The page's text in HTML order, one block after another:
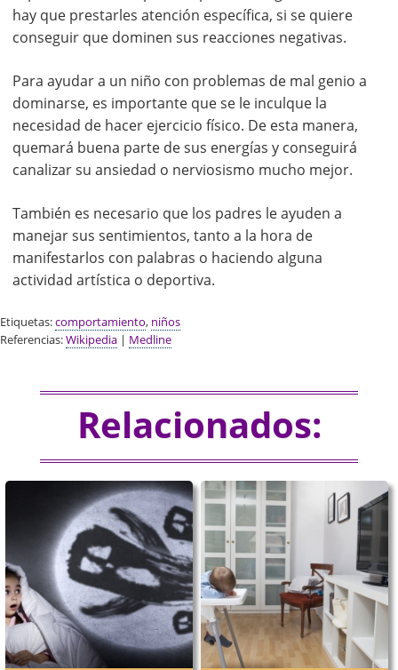
hay que prestarles atención específica, si se quiere
conseguir que dominen sus reacciones negativas.
Para ayudar a un niño con problemas de mal genio a
dominarse, es importante que se le inculque la
necesidad de hacer ejercicio físico. De esta manera,
quemará buena parte de sus energías y conseguirá
canalizar su ansiedad o nerviosismo mucho mejor.
También es necesario que los padres le ayuden a
manejar sus sentimientos, tanto a la hora de
manifestarlos con palabras o haciendo alguna
actividad artística o deportiva.
Etiquetas:comportamiento, niños
Referencias:Wikipedia | Medline
Relacionados: